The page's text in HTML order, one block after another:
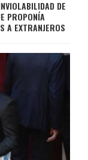
DE
PROPONÍA
A EXTRANJEROS